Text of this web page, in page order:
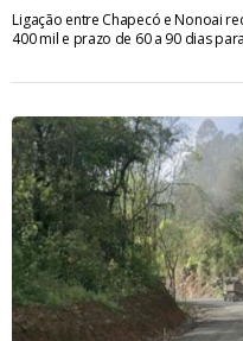
Ligação entre Chapecó e Nonoai
400 mil e prazo de 60 a 90 dias